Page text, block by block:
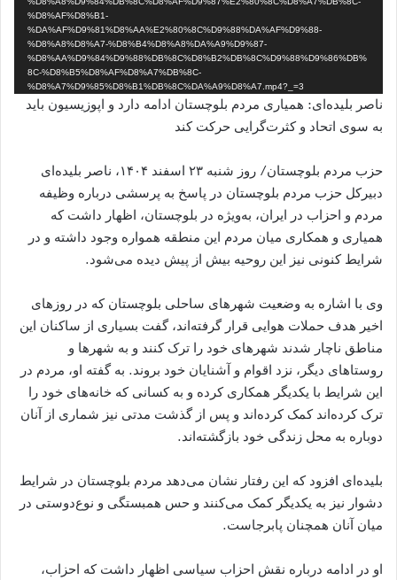
%D8%AF%D8%B1-
%DA%AF%D9%81%D8%AA%E2%80%8C%D9%88%DA%AF%D9%88-
%D8%A8%D8%A7-%D8%B4%D8%A8%DA%A9%D9%87-
%D8%AA%D9%84%D9%88%DB%8C%D8%B2%DB%8C%D9%88%D9%86%DB%
8C-%D8%B5%D8%AF%D8%A7%DB%8C-
%D8%A7%D9%85%D8%B1%DB%8C%DA%A9%D8%A7.mp4?_=3
ناصر بلیده‌ای: همیاری مردم بلوچستان ادامه دارد و اپوزیسیون باید
به سوی اتحاد و کثرت‌گرایی حرکت کند
حزب مردم بلوچستان/ روز شنبه ۲۳ اسفند ۱۴۰۴، ناصر بلیده‌ای
دبیرکل حزب مردم بلوچستان در پاسخ به پرسشی درباره وظیفه
مردم و احزاب در ایران، به‌ویژه در بلوچستان، اظهار داشت که
همیاری و همکاری میان مردم این منطقه همواره وجود داشته و در
شرایط کنونی نیز این روحیه بیش از پیش دیده می‌شود.
وی با اشاره به وضعیت شهرهای ساحلی بلوچستان که در روزهای
اخیر هدف حملات هوایی قرار گرفته‌اند، گفت بسیاری از ساکنان این
مناطق ناچار شدند شهرهای خود را ترک کنند و به شهرها و
روستاهای دیگر، نزد اقوام و آشنایان خود بروند. به گفته او، مردم در
این شرایط با یکدیگر همکاری کرده و به کسانی که خانه‌های خود را
ترک کرده‌اند کمک کرده‌اند و پس از گذشت مدتی نیز شماری از آنان
دوباره به محل زندگی خود بازگشته‌اند.
بلیده‌ای افزود که این رفتار نشان می‌دهد مردم بلوچستان در شرایط
دشوار نیز به یکدیگر کمک می‌کنند و حس همبستگی و نوع‌دوستی در
میان آنان همچنان پابرجاست.
او در ادامه درباره نقش احزاب سیاسی اظهار داشت که احزاب،